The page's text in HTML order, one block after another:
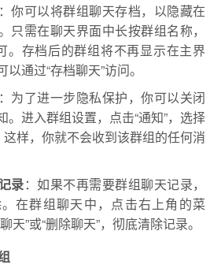
：你可以将群组聊天存档，以隐藏在
只需在聊天界面中长按群组名称，
。存档后的群组将不再显示在主界
通过“存档聊天”访问。
：为了进一步隐私保护，你可以关闭
。进入群组设置，点击“通知”，选择
这样，你就不会收到该群组的任何消
录：如果不再需要群组聊天记录，
在群组聊天中，点击右上角的菜
天”或“删除聊天”，彻底清除记录。